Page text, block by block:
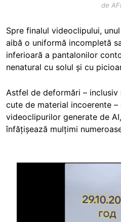
de
Spre finalul videoclipului,
aibă o uniformă incompletă
inferioară a pantalonilor
nenatural cu solul și cu
Astfel de deformări – inclusiv
cute de material incoerente
videoclipurilor generate de
înfățișează mulțimi